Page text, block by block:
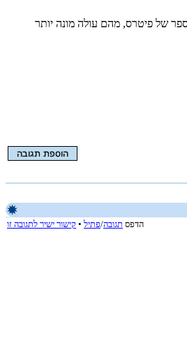
של פיטרס, מהם עולה מונה יותר
הדפס תגובה/פתיל • קישור ישיר לתגובה זו